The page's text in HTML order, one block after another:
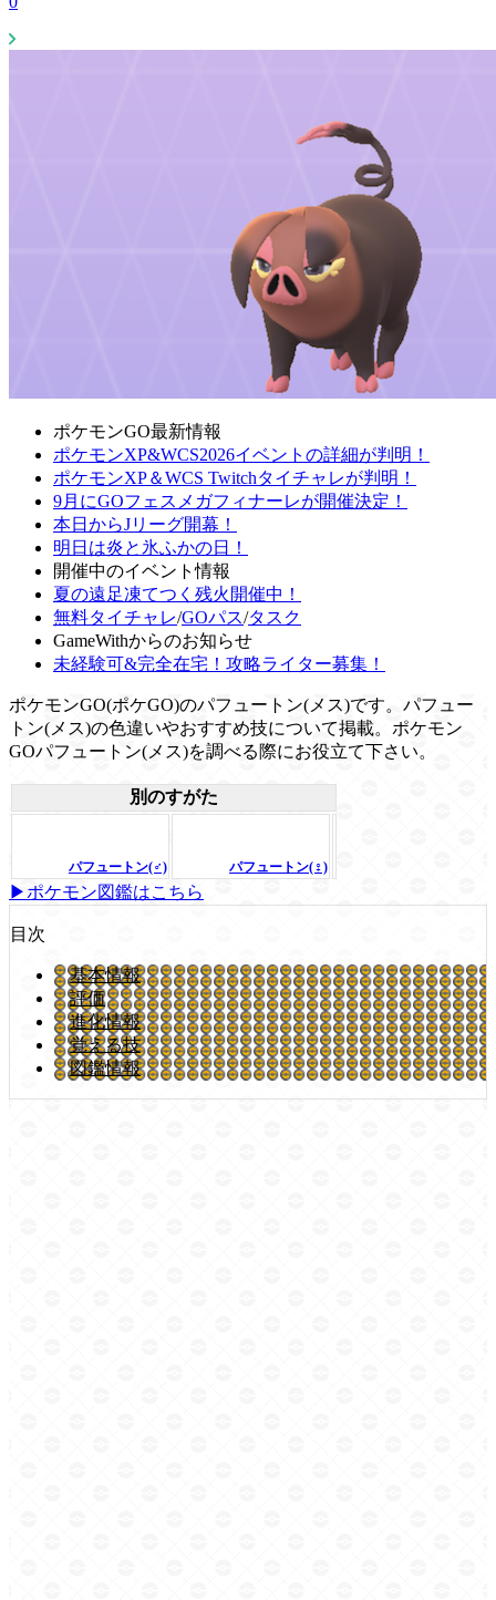
ポケモンGO最新情報
ポケモンXP&WCS2026イベントの詳細が判明！
ポケモンXP＆WCS Twitchタイチャレが判明！
9月にGOフェスメガフィナーレが開催決定！
本日からJリーグ開幕！
明日は炎と氷ふかの日！
開催中のイベント情報
夏の遠足凍てつく残火開催中！
無料タイチャレ/GOパス/タスク
GameWithからのお知らせ
未経験可&完全在宅！攻略ライター募集！
ポケモンGO(ポケGO)のパフュートン(メス)です。パフュー
トン(メス)の色違いやおすすめ技について掲載。ポケモン
GOパフュートン(メス)を調べる際にお役立て下さい。
別のすがた
パフュートン(♂) パフュートン(♀)
▶ポケモン図鑑はこちら
目次
基本情報
評価
進化情報
覚える技
図鑑情報